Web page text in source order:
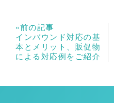
«前の記事
インバウンド対応の基
本とメリット、販促物
による対応例をご紹介